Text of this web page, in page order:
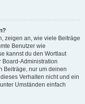
zeigen an, wie viele Beiträge
Benutzer wie
kannst du den Wortlaut
Board-Administration
Beiträge, nur um deinen
Verhalten nicht und ein
Umständen einfach